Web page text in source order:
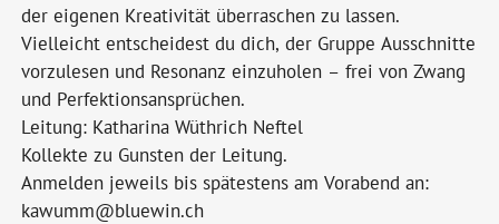
der eigenen Kreativität überraschen zu lassen.
Vielleicht entscheidest du dich, der Gruppe Ausschnitte
vorzulesen und Resonanz einzuholen – frei von Zwang
und Perfektionsansprüchen.
Leitung: Katharina Wüthrich Neftel
Kollekte zu Gunsten der Leitung.
Anmelden jeweils bis spätestens am Vorabend an:
kawumm@bluewin.ch